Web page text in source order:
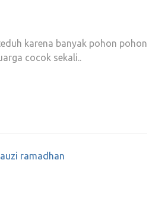
karena banyak pohon pohon
cocok sekali..
ramadhan